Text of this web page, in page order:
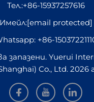
Тел.:+86-15937257616
Имейл:[email protected]
+86-
запазени. Yuerui
Co., Ltd. 2026